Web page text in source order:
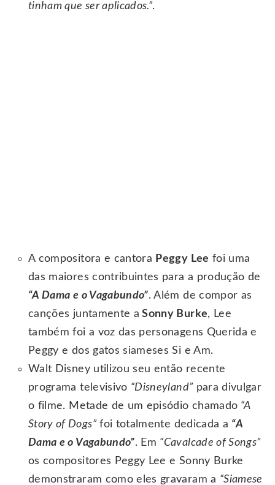
tinham que ser aplicados.”.
A compositora e cantora Peggy Lee foi uma
das maiores contribuintes para a produção de
“A Dama e o Vagabundo”. Além de compor as
canções juntamente a Sonny Burke, Lee
também foi a voz das personagens Querida e
Peggy e dos gatos siameses Si e Am.
Walt Disney utilizou seu então recente
programa televisivo “Disneyland” para divulgar
o filme. Metade de um episódio chamado “A
Story of Dogs”foi totalmente dedicada a “A
Dama e o Vagabundo”. Em “Cavalcade of Songs”
os compositores Peggy Lee e Sonny Burke
demonstraram como eles gravaram a “Siamese